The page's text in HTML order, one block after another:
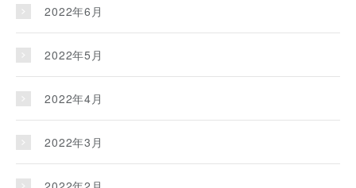
2022年6月
2022年5月
2022年4月
2022年3月